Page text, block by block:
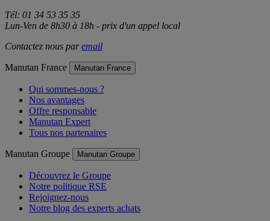
Tél: 01 34 53 35 35
Lun-Ven de 8h30 à 18h - prix d'un appel local
Contactez nous paremail
Manutan France Manutan France
Qui sommes-nous ?
Nos avantages
Offre responsable
Manutan Expert
Tous nos partenaires
Manutan Groupe Manutan Groupe
Découvrez le Groupe
Notre politique RSE
Rejoignez-nous
Notre blog des experts achats